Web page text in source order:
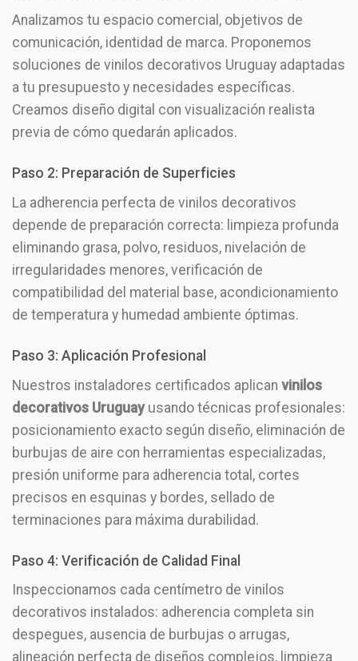
Analizamos tu espacio comercial, objetivos de
comunicación, identidad de marca. Proponemos
soluciones de vinilos decorativos Uruguay adaptadas
a tu presupuesto y necesidades específicas.
Creamos diseño digital con visualización realista
previa de cómo quedarán aplicados.
Paso 2: Preparación de Superficies
La adherencia perfecta de vinilos decorativos
depende de preparación correcta: limpieza profunda
eliminando grasa, polvo, residuos, nivelación de
irregularidades menores, verificación de
compatibilidad del material base, acondicionamiento
de temperatura y humedad ambiente óptimas.
Paso 3: Aplicación Profesional
Nuestros instaladores certificados aplican vinilos
decorativos Uruguayusando técnicas profesionales:
posicionamiento exacto según diseño, eliminación de
burbujas de aire con herramientas especializadas,
presión uniforme para adherencia total, cortes
precisos en esquinas y bordes, sellado de
terminaciones para máxima durabilidad.
Paso 4: Verificación de Calidad Final
Inspeccionamos cada centímetro de vinilos
decorativos instalados: adherencia completa sin
despegues, ausencia de burbujas o arrugas,
alineación perfecta de diseños complejos, limpieza